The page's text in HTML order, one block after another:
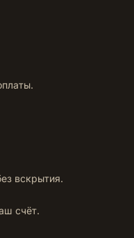
вскрытия.
счёт.